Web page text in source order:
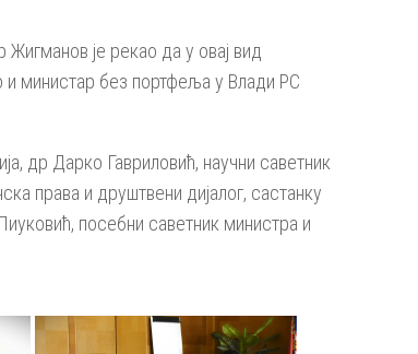
је рекао да у овај вид
министар без портфеља у Влади РС
др Дарко Гавриловић, научни саветник
права и друштвени дијалог, састанку
посебни саветник министра и